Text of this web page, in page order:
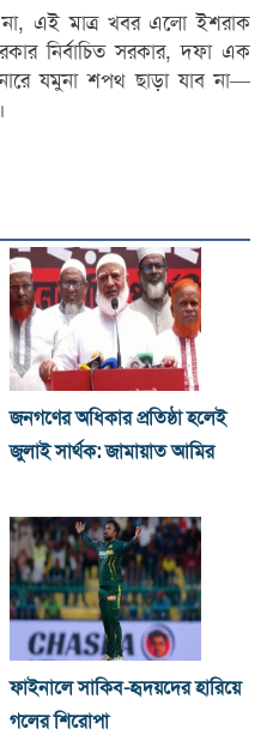
না, এই মাত্র খবর এলো ইশরাক
নির্বাচিত সরকার, দফা এক
যমুনা শপথ ছাড়া যাব না—
জনগণের অধিকার প্রতিষ্ঠা হলেই
জুলাই সার্থক: জামায়াত আমির
ফাইনালে সাকিব-হৃদয়দের হারিয়ে
গলের শিরোপা